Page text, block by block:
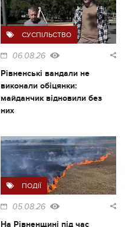
СУСПІЛЬСТВО
06.08.26
Рівненські вандали не
виконали обіцянки:
майданчик відновили без
них
ПОДІЇ
05.08.26
На Рівненщині під час